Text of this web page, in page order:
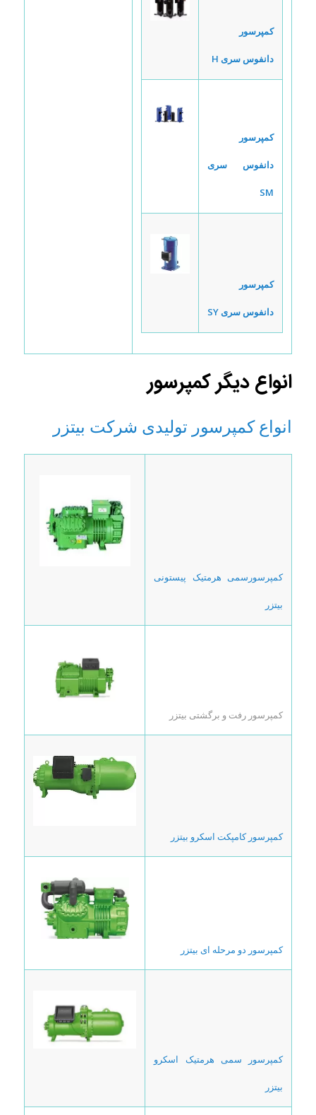
کمپرسور
دانفوس سری H
کمپرسور
دانفوس سری
SM
کمپرسور
دانفوس سری SY
انواع دیگر کمپرسور
انواع کمپرسور تولیدی شرکت بیتزر
کمپرسورسمی هرمتیک پیستونی
بیتزر
کمپرسور رفت و برگشتی بیتزر
کمپرسور کامپکت اسکرو بیتزر
کمپرسور دو مرحله ای بیتزر
کمپرسور سمی هرمتیک اسکرو
بیتزر